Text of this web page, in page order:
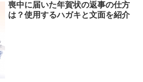
喪中に届いた年賀状の返事の仕方
は？使用するハガキと文面を紹介